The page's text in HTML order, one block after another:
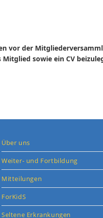
vor der
sowie ein CV
Über uns
Weiter- und Fortbildung
Mitteilungen
ForKidS
Seltene Erkrankungen